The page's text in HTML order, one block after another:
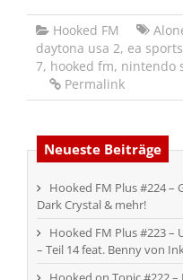
Hooked FM
daytona usa 2, ea
7, hooked fm, nintendo
Permalink
Neueste Beiträge
Hooked FM Plus #224 –
Dark Crystal & mehr!
Hooked FM Plus #223 –
– Teil 14 feat. Benny von